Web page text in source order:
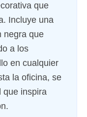
que
Incluye una
negra que
a los
en cualquier
la oficina, se
que inspira